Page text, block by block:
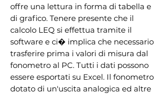
offre una lettura in forma di tabella e
di grafico. Tenere presente che il
calcolo LEQ si effettua tramite il
software e ci� implica che necessario
trasferire prima i valori di misura dal
fonometro al PC. Tutti i dati possono
essere esportati su Excel. Il fonometro
dotato di un'uscita analogica ed altre